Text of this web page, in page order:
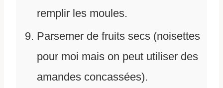
remplir les moules.
Parsemer de fruits secs (noisettes
pour moi mais on peut utiliser des
amandes concassées).